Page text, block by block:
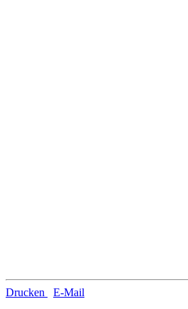
Drucken
E-Mail